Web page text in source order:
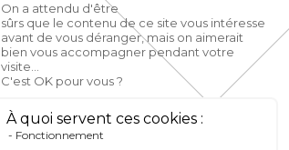
On a attendu d'être
sûrs que le contenu de ce site vous intéresse
avant de vous déranger, mais on aimerait
bien vous accompagner pendant votre
visite...
C'est OK pour vous ?
À quoi servent ces cookies :
Fonctionnement